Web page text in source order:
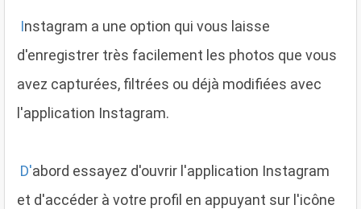
Instagram a une option qui vous laisse
d'enregistrer très facilement les photos que vous
avez capturées, filtrées ou déjà modifiées avec
l'application Instagram.
D'abord essayez d'ouvrir l'application Instagram
et d'accéder à votre profil en appuyant sur l'icône